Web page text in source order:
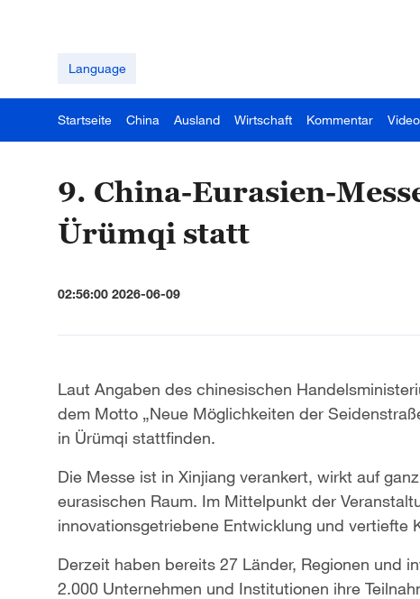
Language
Startseite China Ausland Wirtschaft Kommentar
9. China-Eurasien-
Ürümqi statt
02:56:00 2026-06-09
Laut Angaben des chinesischen
dem Motto „Neue Möglichkeiten der
in Ürümqi stattfinden.
Die Messe ist in Xinjiang verankert, wirkt auf
eurasischen Raum. Im Mittelpunkt der
innovationsgetriebene Entwicklung und vertiefte
Derzeit haben bereits 27 Länder, Regionen und
2.000 Unternehmen und Institutionen ihre